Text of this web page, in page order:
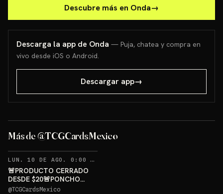
Descubre más en Onda→
Descarga la app de Onda — Puja, chatea y compra en
vivo desde iOS o Android.
Descargar app→
Más de @TCGCardsMexico
PONCHO PIKACHU PSA 10
Sorteo: PONCHO PIKACHU PSA 10 GRATIS→
LUN. 10 DE AGO. 0:00 AM
🚨PRODUCTO CERRADO
DESDE $20🚨PONCHO
PIKACHU PSA 10 GRATIS
@TCGCardsMexico